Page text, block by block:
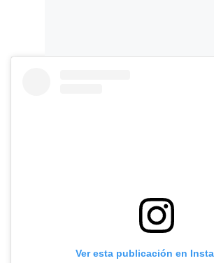
Ver esta publicación en